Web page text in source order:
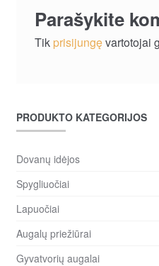
Parašykite
Tik prisijungęvartotojai
PRODUKTO KATEGORIJOS
Dovanų idėjos
Spygliuočiai
Lapuočiai
Augalų priežiūrai
Gyvatvorių augalai